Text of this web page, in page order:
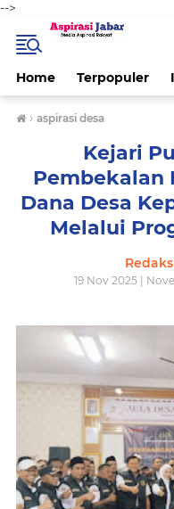
-->
Home Terpopuler
› aspirasi desa
Kejari
Pembekalan
Dana Desa
Melalui
19 Nov 2025 |